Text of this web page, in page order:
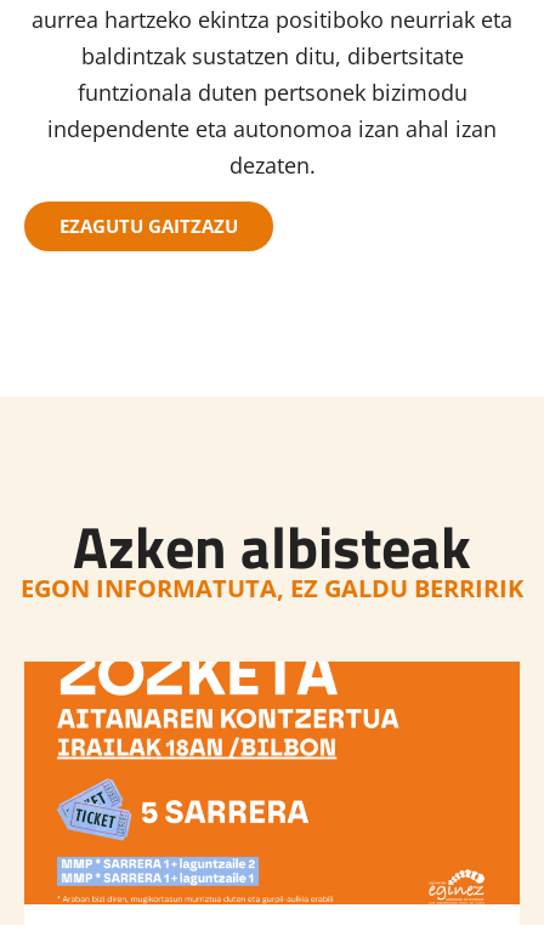
aurrea hartzeko ekintza positiboko neurriak eta
baldintzak sustatzen ditu, dibertsitate
funtzionala duten pertsonek bizimodu
independente eta autonomoa izan ahal izan
dezaten.
EZAGUTU GAITZAZU
Azken albisteak
EGON INFORMATUTA, EZ GALDU BERRIRIK